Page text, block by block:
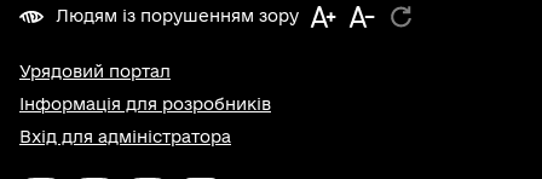
Людям із порушенням зору
Урядовий портал
Інформація для розробників
Вхід для адміністратора